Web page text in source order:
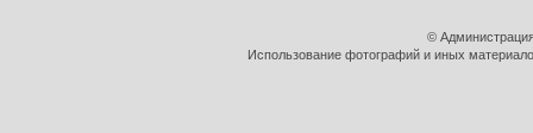
©
Использование фотографий и иных